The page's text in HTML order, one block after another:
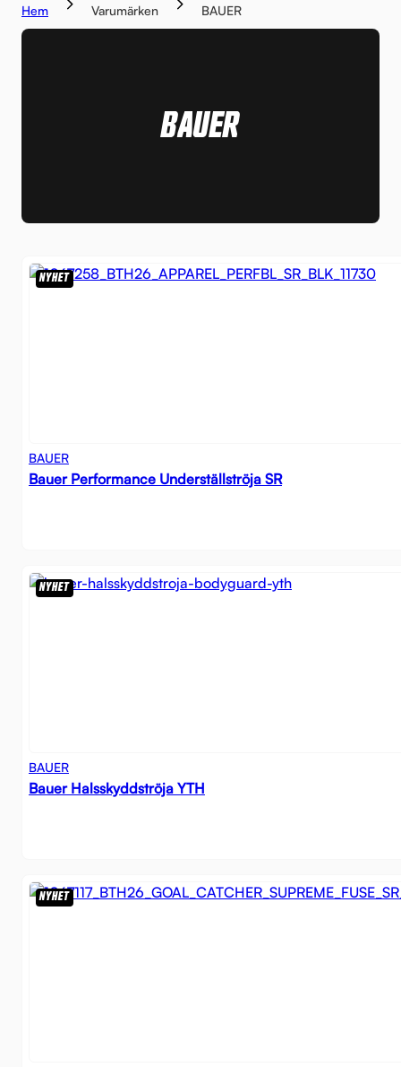
Hem Varumärken BAUER
BAUER
NYHET
BAUER
Bauer Performance Underställströja SR
NYHET
BAUER
Bauer Halsskyddströja YTH
NYHET